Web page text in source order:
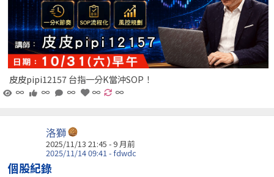
皮皮pipi12157 台指一分K當沖SOP！
∞
∞ ∞ ∞ ∞
洛獅
2025/11/13 21:45 - 9 月前
2025/11/14 09:41 - fdwdc
個股紀錄